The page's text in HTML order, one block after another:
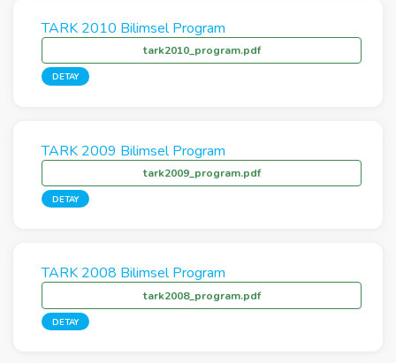
TARK 2010 Bilimsel Program
tark2010_program.pdf
DETAY
TARK 2009 Bilimsel Program
tark2009_program.pdf
DETAY
TARK 2008 Bilimsel Program
tark2008_program.pdf
DETAY